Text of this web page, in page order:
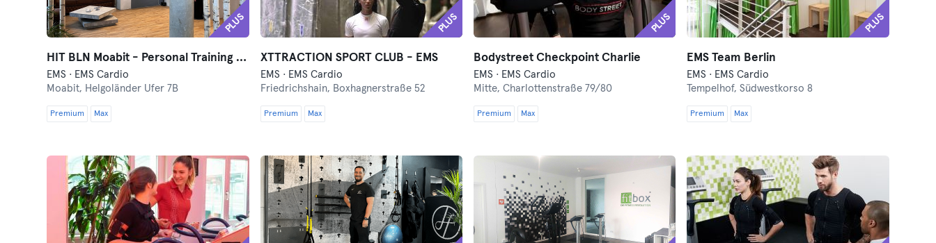
PLUS
HIT BLN Moabit - Personal Training Gym Berlin
EMS · EMS Cardio
Moabit, Helgoländer Ufer 7B
Premium Max
PLUS
XTTRACTION SPORT CLUB - EMS
EMS · EMS Cardio
Friedrichshain, Boxhagnerstraße 52
Premium Max
PLUS
Bodystreet Checkpoint Charlie
EMS · EMS Cardio
Mitte, Charlottenstraße 79/80
Premium Max
PLUS
EMS Team Berlin
EMS · EMS Cardio
Tempelhof,Südwestkorso 8
Premium Max